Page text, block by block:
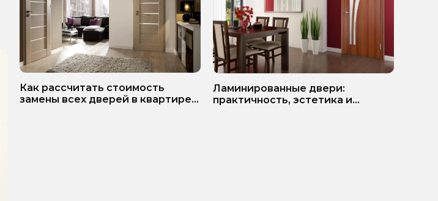
Как рассчитать стоимость
замены всех дверей в квартире?
Ламинированные двери:
практичность, эстетика и